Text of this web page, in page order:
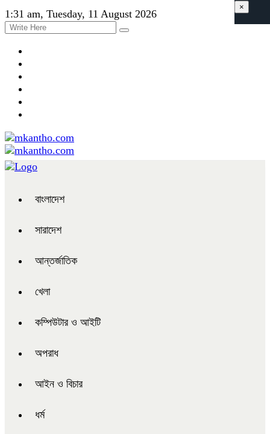
1:31 am, Tuesday, 11 August 2026
বাংলাদেশ
সারাদেশ
আন্তর্জাতিক
খেলা
কম্পিউটার ও আইটি
অপরাধ
আইন ও বিচার
ধর্ম
×